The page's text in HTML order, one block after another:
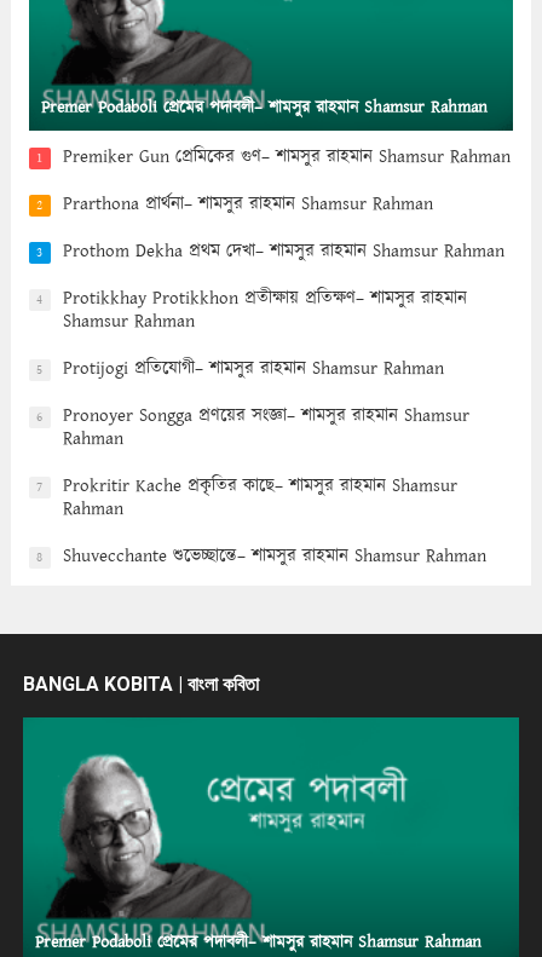
Premer Podaboli প্রেমের পদাবলী– শামসুর রাহমান Shamsur Rahman
1 Premiker Gun প্রেমিকের গুণ– শামসুর রাহমান Shamsur Rahman
2 Prarthona প্রার্থনা– শামসুর রাহমান Shamsur Rahman
3 Prothom Dekha প্রথম দেখা– শামসুর রাহমান Shamsur Rahman
4
Protikkhay Protikkhon প্রতীক্ষায় প্রতিক্ষণ– শামসুর রাহমান
Shamsur Rahman
5 Protijogi প্রতিযোগী– শামসুর রাহমান Shamsur Rahman
6
Pronoyer Songga প্রণয়ের সংজ্ঞা– শামসুর রাহমান Shamsur
Rahman
7
Prokritir Kache প্রকৃতির কাছে– শামসুর রাহমান Shamsur
Rahman
8 Shuvecchante শুভেচ্ছান্তে– শামসুর রাহমান Shamsur Rahman
BANGLA KOBITA | বাংলা কবিতা
Premer Podaboli প্রেমের পদাবলী– শামসুর রাহমান Shamsur Rahman